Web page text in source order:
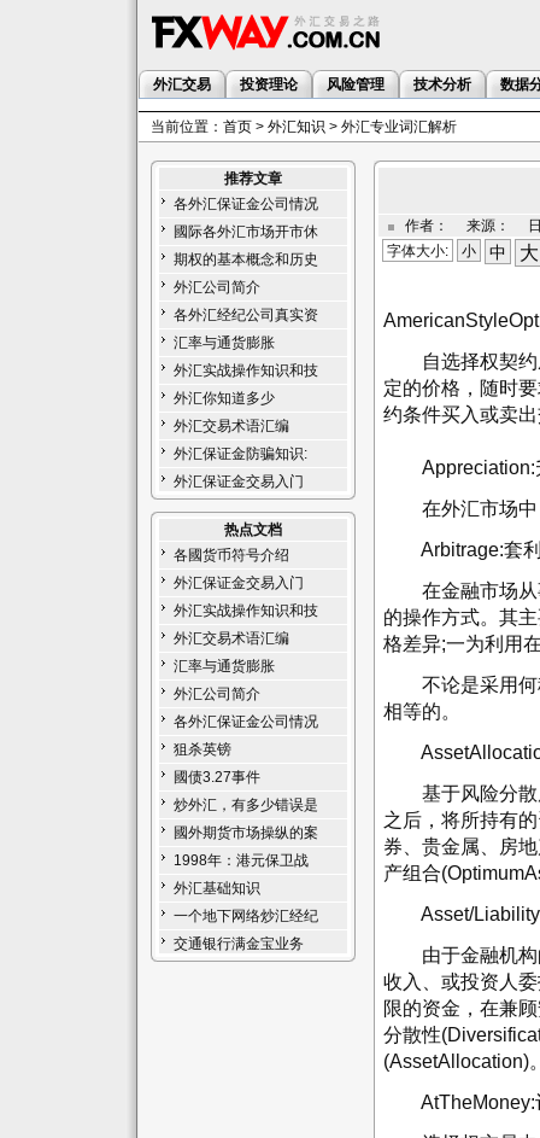
外汇交易 投资理论 风险管理 技术分析 数据
当前位置： 首页 > 外汇知识 > 外汇专业词汇解析
推荐文章
各外汇保证金公司情况
國际各外汇市场开市休
期权的基本概念和历史
外汇公司简介
各外汇经纪公司真实资
汇率与通货膨胀
外汇实战操作知识和技
外汇你知道多少
外汇交易术语汇编
外汇保证金防骗知识:
外汇保证金交易入门
热点文档
各國货币符号介绍
外汇保证金交易入门
外汇实战操作知识和技
外汇交易术语汇编
汇率与通货膨胀
外汇公司简介
各外汇保证金公司情况
狙杀英镑
國债3.27事件
炒外汇，有多少错误是
國外期货市场操纵的案
1998年：港元保卫战
外汇基础知识
一个地下网络炒汇经纪
交通银行满金宝业务
作者： 来源： 日
字体大小:
小 中 大
自选择权契约
定的价格，随时
约条件买入或卖
Appreciation:
在外汇市场中
Arbitrage:套
在金融市场从
的操作方式。其
格差异;一为利用
不论是采用何
相等的。
基于风险分散
之后，将所持有
券、贵金属、房
产组合
Asset/
由于金融机构
收入、或投资人
限的资金，在兼
分散性
(AssetAllocation)
AtTheMoney: